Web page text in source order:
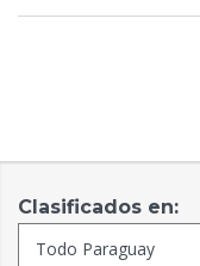
Clasificados en: